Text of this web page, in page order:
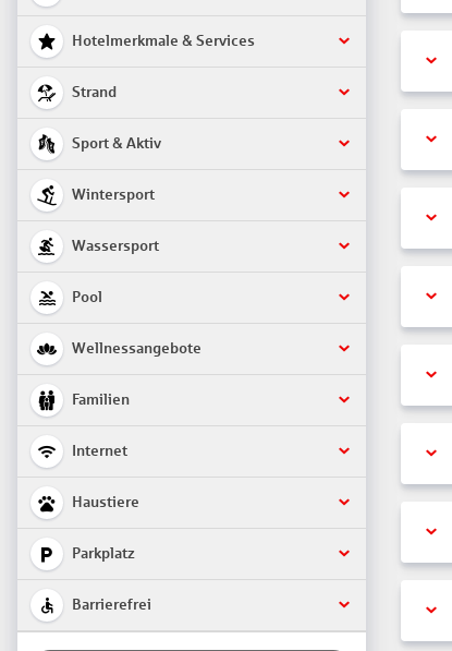
Hotelmerkmale & Services
Strand
Sport & Aktiv
Wintersport
Wassersport
Pool
Wellnessangebote
Familien
Internet
Haustiere
Parkplatz
Barrierefrei